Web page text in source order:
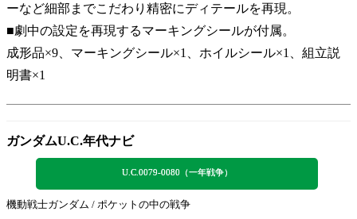
ーなど細部までこだわり精密にディテールを再現。
■劇中の設定を再現するマーキングシールが付属。
成形品×9、マーキングシール×1、ホイルシール×1、組立説
明書×1
ガンダムU.C.年代ナビ
U.C.0079-0080（一年戦争）
機動戦士ガンダム / ポケットの中の戦争